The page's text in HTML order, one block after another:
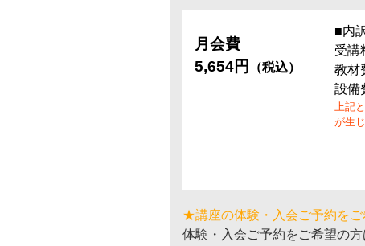
月会費
5,654円
（税込）
■内
受講
教材
設備
上記
が生
★講座の体験・入会ご予約をご
体験・入会ご予約をご希望の